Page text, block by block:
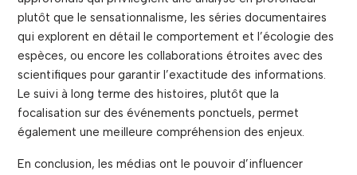
plutôt que le sensationnalisme, les séries documentaires
qui explorent en détail le comportement et l’écologie des
espèces, ou encore les collaborations étroites avec des
scientifiques pour garantir l’exactitude des informations.
Le suivi à long terme des histoires, plutôt que la
focalisation sur des événements ponctuels, permet
également une meilleure compréhension des enjeux.
En conclusion, les médias ont le pouvoir d’influencer